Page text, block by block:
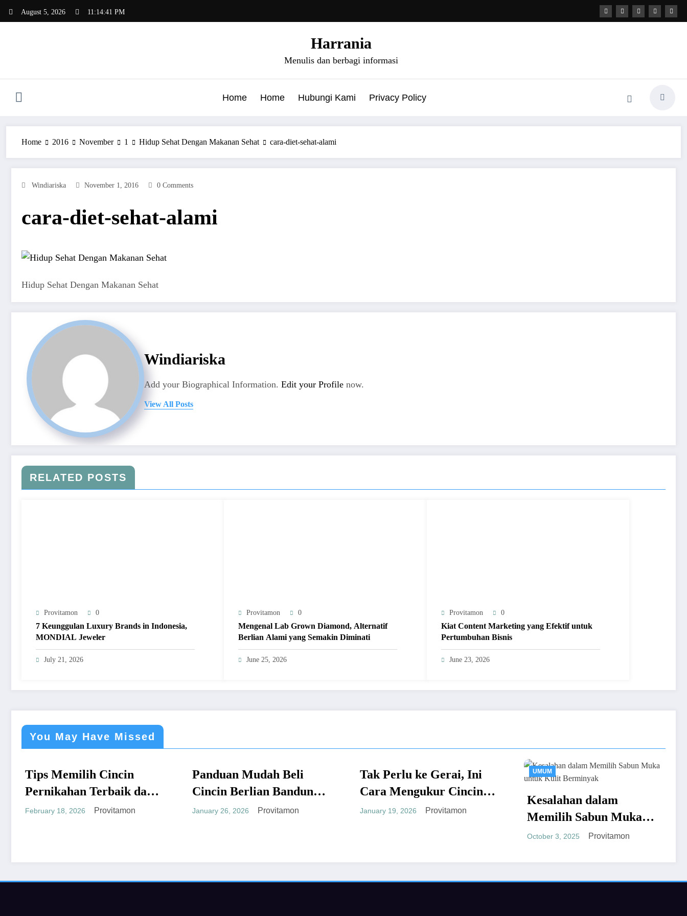
August 5, 2026 11:14:41 PM
Harrania
Menulis dan berbagi informasi
Home Home Hubungi Kami Privacy Policy
Home 2016 November 1 Hidup Sehat Dengan Makanan Sehat cara-diet-sehat-alami
Windiariska November 1, 2016 0 Comments
cara-diet-sehat-alami
Hidup Sehat Dengan Makanan Sehat
Windiariska
Add your Biographical Information. Edit your Profile now.
View All Posts
RELATED POSTS
Provitamon 0
7 Keunggulan Luxury Brands in Indonesia,
MONDIAL Jeweler
July 21, 2026
Provitamon 0
Mengenal Lab Grown Diamond, Alternatif
Berlian Alami yang Semakin Diminati
June 25, 2026
Provitamon 0
Kiat Content Marketing yang Efektif untuk
Pertumbuhan Bisnis
June 23, 2026
You May Have Missed
Cincin
Terbaik dan
Provitamon
Panduan Mudah Beli
Cincin Berlian Bandung
yang Menguntungkan
January 26, 2026 Provitamon
Tak Perlu ke Gerai, Ini
Cara Mengukur Cincin
Sendiri yang Akurat
January 19, 2026 Provitamon
UMUM
Kesalahan dalam
Memilih Sabun Muka
untuk Kulit Berminyak
Provitamon
untuk
August 16, 2025